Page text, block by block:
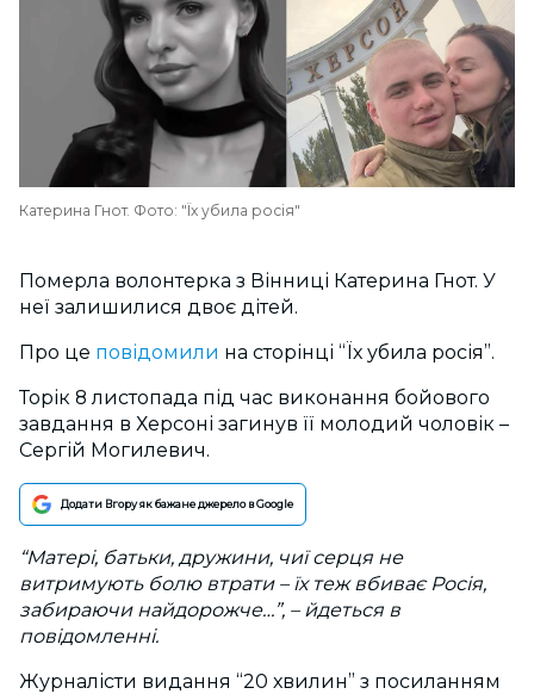
Катерина Гнот. Фото: "Їх убила росія"
Померла волонтерка з Вінниці Катерина Гнот. У
неї залишилися двоє дітей.
Про це повідомили на сторінці “Їх убила росія”.
Торік 8 листопада під час виконання бойового
завдання в Херсоні загинув її молодий чоловік –
Сергій Могилевич.
Додати Вгору як бажане джерело в Google
“Матері, батьки, дружини, чиї серця не
витримують болю втрати – їх теж вбиває Росія,
забираючи найдорожче…”, – йдеться в
повідомленні.
Журналісти видання “20 хвилин” з посиланням